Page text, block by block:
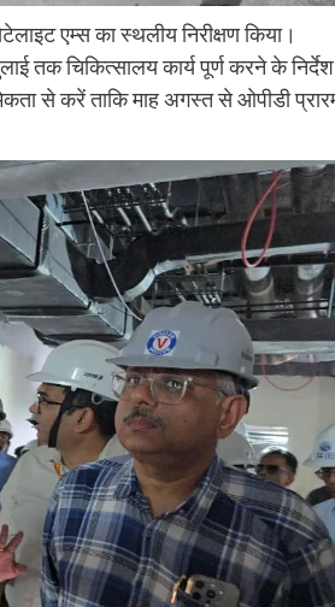
एम्स का स्थलीय निरीक्षण किया।
तक चिकित्सालय कार्य पूर्ण करने के निर्देश
से करें ताकि माह अगस्त से ओपीडी